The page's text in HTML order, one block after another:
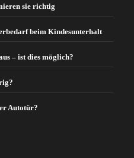
sie richtig
beim Kindesunterhalt
– ist dies möglich?
Autotür?